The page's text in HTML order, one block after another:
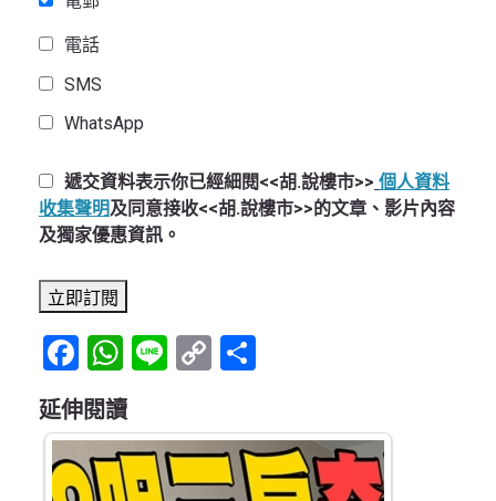
電話
SMS
WhatsApp
遞交資料表示你已經細閱<<胡.說樓市>> 個人資料
收集聲明及同意接收<<胡.說樓市>>的文章、影片內容
及獨家優惠資訊。
Facebook
WhatsApp
LineCopy
延伸閱讀